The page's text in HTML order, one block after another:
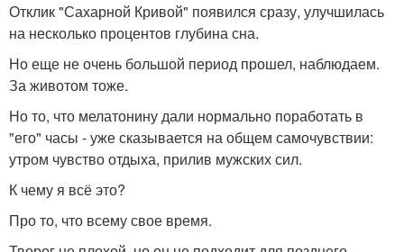
Отклик "Сахарной Кривой" появился сразу, улучшилась
на несколько процентов глубина сна.
Но еще не очень большой период прошел, наблюдаем.
За животом тоже.
Но то, что мелатонину дали нормально поработать в
"его" часы - уже сказывается на общем самочувствии:
утром чувство отдыха, прилив мужских сил.
К чему я всё это?
Про то, что всему свое время.